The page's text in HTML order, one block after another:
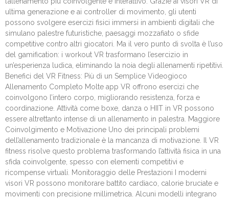
ultima generazione e ai controller di movimento, gli utenti
possono svolgere esercizi fisici immersi in ambienti digitali che
simulano palestre futuristiche, paesaggi mozzafiato o sfide
competitive contro altri giocatori. Ma il vero punto di svolta è l’uso
del gamification: i workout VR trasformano l’esercizio in
un’esperienza ludica, eliminando la noia degli allenamenti ripetitivi.
Benefici del VR Fitness: Più di un Semplice Videogioco
Allenamento Completo Molte app VR offrono esercizi che
coinvolgono l’intero corpo, migliorando resistenza, forza e
coordinazione. Attività come boxe, danza o HIIT in VR possono
essere altrettanto intense di un allenamento in palestra. Maggiore
Coinvolgimento e Motivazione Uno dei principali problemi
dell’allenamento tradizionale è la mancanza di motivazione. Il VR
fitness risolve questo problema trasformando l’attività fisica in una
sfida coinvolgente, spesso con elementi competitivi e
ricompense virtuali. Monitoraggio delle Prestazioni I moderni
visori VR possono monitorare battito cardiaco, calorie bruciate e
movimenti con precisione millimetrica. Alcuni modelli integrano